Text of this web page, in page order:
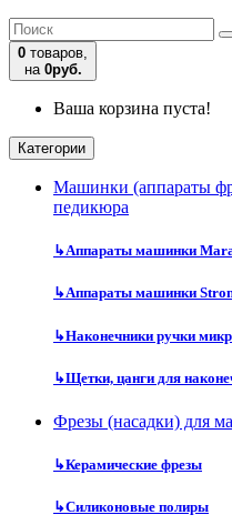
0 товаров,
на 0руб.
Ваша корзина пуста!
Категории
Машинки (аппараты
педикюра
↳Аппараты машинки
↳Аппараты машинки
↳Наконечники ручки
↳Щетки, цанги для
Фрезы (насадки) для
↳Керамические фрезы
↳Силиконовые полиры